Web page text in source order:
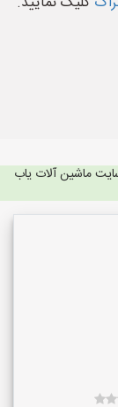
ماشین آلات یاب